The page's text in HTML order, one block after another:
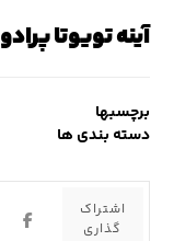
آینه تویوتا پرادو
برچسبها
دسته بندی ها